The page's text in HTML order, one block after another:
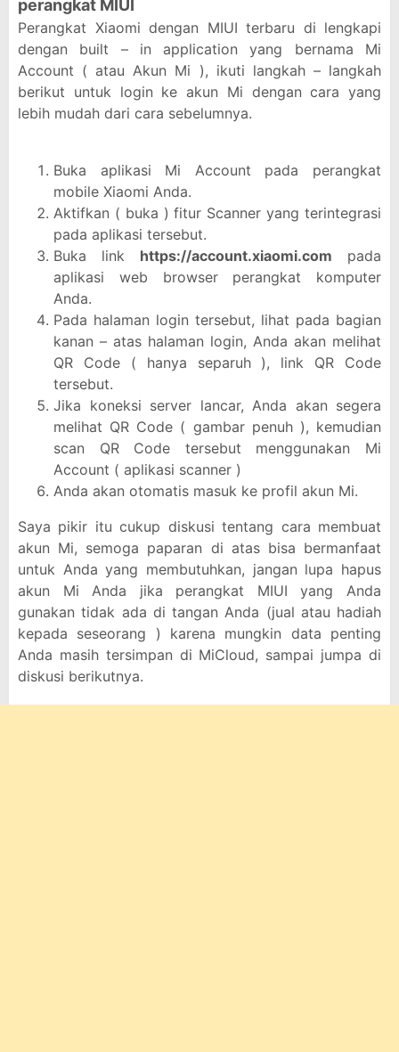
perangkat MIUI
Perangkat Xiaomi dengan MIUI terbaru di lengkapi
dengan built – in application yang bernama Mi
Account ( atau Akun Mi ), ikuti langkah – langkah
berikut untuk login ke akun Mi dengan cara yang
lebih mudah dari cara sebelumnya.
Buka aplikasi Mi Account pada perangkat
mobile Xiaomi Anda.
Aktifkan ( buka ) fitur Scanner yang terintegrasi
pada aplikasi tersebut.
Buka link https://account.xiaomi.com pada
aplikasi web browser perangkat komputer
Anda.
Pada halaman login tersebut, lihat pada bagian
kanan – atas halaman login, Anda akan melihat
QR Code ( hanya separuh ), link QR Code
tersebut.
Jika koneksi server lancar, Anda akan segera
melihat QR Code ( gambar penuh ), kemudian
scan QR Code tersebut menggunakan Mi
Account ( aplikasi scanner )
Anda akan otomatis masuk ke profil akun Mi.
Saya pikir itu cukup diskusi tentang cara membuat
akun Mi, semoga paparan di atas bisa bermanfaat
untuk Anda yang membutuhkan, jangan lupa hapus
akun Mi Anda jika perangkat MIUI yang Anda
gunakan tidak ada di tangan Anda (jual atau hadiah
kepada seseorang ) karena mungkin data penting
Anda masih tersimpan di MiCloud, sampai jumpa di
diskusi berikutnya.